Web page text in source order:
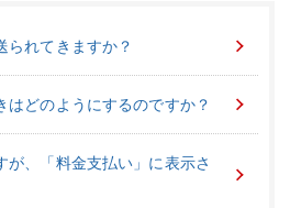
られてきますか？
はどのようにするのですか？
が、「料金支払い」に表示さ